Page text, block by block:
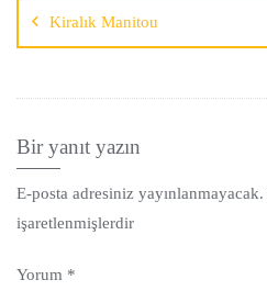
Kiralık Manitou
Bir yanıt yazın
E-posta adresiniz yayınlanmayacak.
işaretlenmişlerdir
Yorum *